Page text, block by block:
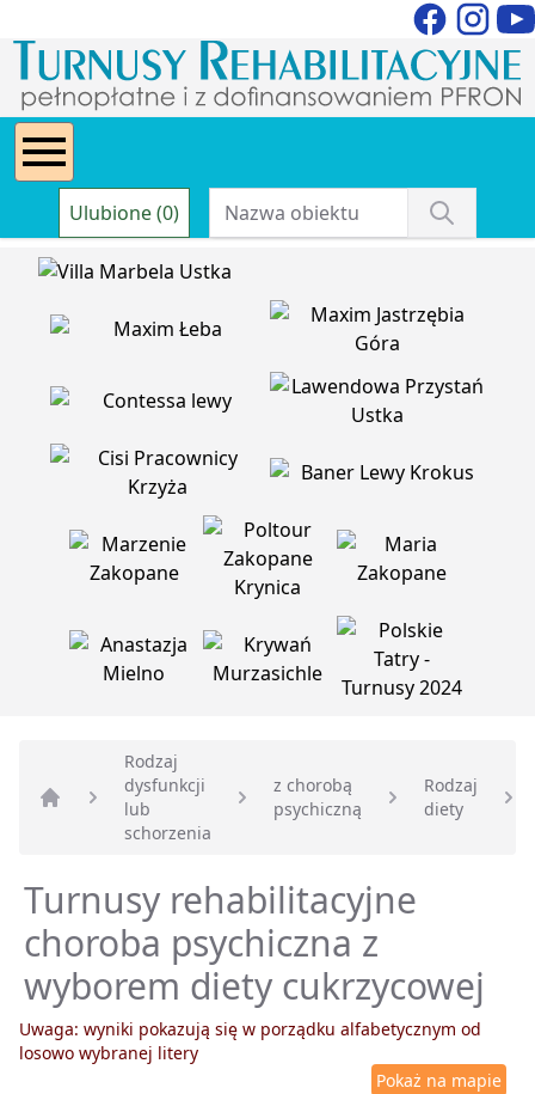
Ulubione (0)
Strona główna
Rodzaj
dysfunkcji
lub
schorzenia
z chorobą
psychiczną
Rodzaj
diety
Turnusy rehabilitacyjne
choroba psychiczna z
wyborem diety cukrzycowej
Uwaga: wyniki pokazują się w porządku alfabetycznym od
losowo wybranej litery
Pokaż na mapie